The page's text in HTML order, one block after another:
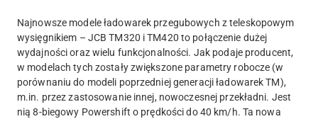
Najnowsze modele ładowarek przegubowych z teleskopowym
wysięgnikiem – JCB TM320 i TM420 to połączenie dużej
wydajności oraz wielu funkcjonalności. Jak podaje producent,
w modelach tych zostały zwiększone parametry robocze (w
porównaniu do modeli poprzedniej generacji ładowarek TM),
m.in. przez zastosowanie innej, nowoczesnej przekładni. Jest
nią 8-biegowy Powershift o prędkości do 40 km/h. Ta nowa